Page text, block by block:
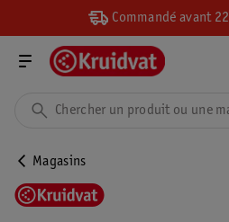
Commandé avant
Magasins